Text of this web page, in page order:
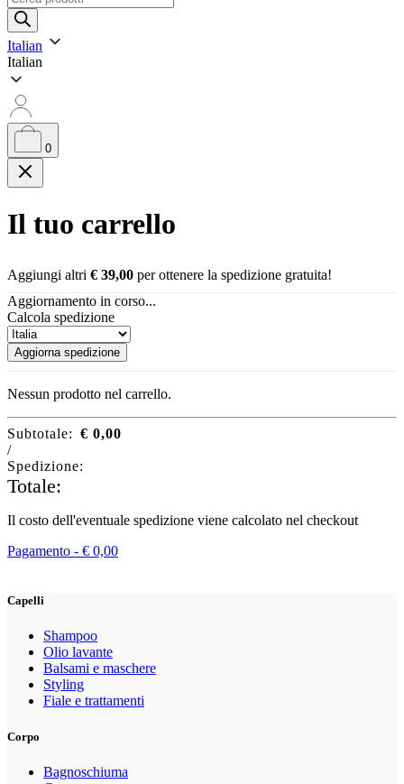
prodotti
Italian
Italian
0
Il tuo carrello
Aggiungi altri € 39,00 per ottenere la spedizione gratuita!
Aggiornamento in corso...
Calcola spedizione
Aggiorna spedizione
Nessun prodotto nel carrello.
Subtotale: € 0,00
/
Spedizione:
Totale:
Il costo dell'eventuale spedizione viene calcolato nel checkout
Pagamento - € 0,00
Capelli
Shampoo
Olio lavante
Balsami e maschere
Styling
Fiale e trattamenti
Corpo
Bagnoschiuma